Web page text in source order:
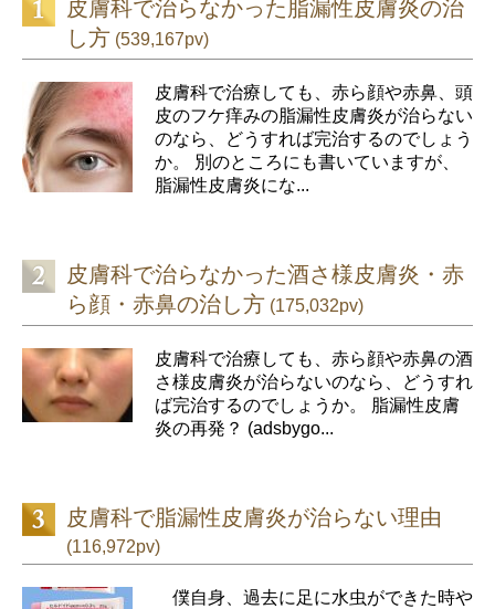
皮膚科で治らなかった脂漏性皮膚炎の治
し方 (539,167pv)
皮膚科で治療しても、赤ら顔や赤鼻、頭
皮のフケ痒みの脂漏性皮膚炎が治らない
のなら、どうすれば完治するのでしょう
か。 別のところにも書いていますが、
脂漏性皮膚炎にな...
皮膚科で治らなかった酒さ様皮膚炎・赤
ら顔・赤鼻の治し方 (175,032pv)
皮膚科で治療しても、赤ら顔や赤鼻の酒
さ様皮膚炎が治らないのなら、どうすれ
ば完治するのでしょうか。 脂漏性皮膚
炎の再発？ (adsbygo...
皮膚科で脂漏性皮膚炎が治らない理由
(116,972pv)
僕自身、過去に足に水虫ができた時や